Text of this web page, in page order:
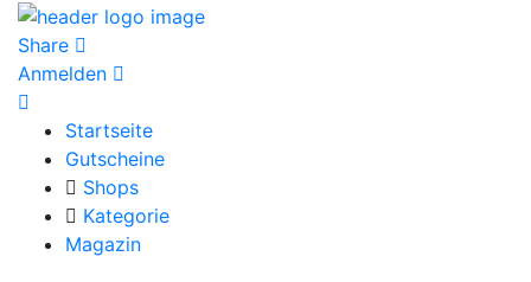
Share
Anmelden
Startseite
Gutscheine
Shops
Kategorie
Magazin